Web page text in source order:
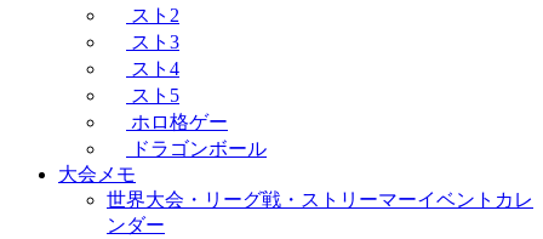
スト2
スト3
スト4
スト5
ホロ格ゲー
ドラゴンボール
大会メモ
世界大会・リーグ戦・ストリーマーイベントカレ
ンダー